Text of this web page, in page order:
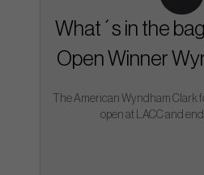
What´s in the
Open Winner
The American Wyndham Clark
open at LACC and